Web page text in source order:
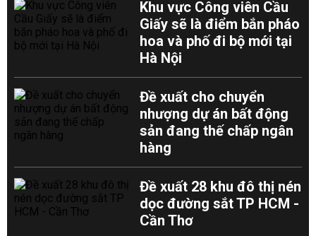
Khu vực Công viên Cầu
Giấy sẽ là điểm bắn pháo
hoa và phố đi bộ mới tại
Hà Nội
Đề xuất cho chuyển
nhượng dự án bất động
sản đang thế chấp ngân
hàng
Đề xuất 28 khu đô thị nén
dọc đường sắt TP HCM -
Cần Thơ